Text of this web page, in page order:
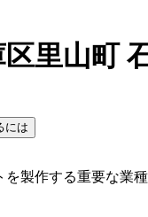
里山町
には
製作する重要な業